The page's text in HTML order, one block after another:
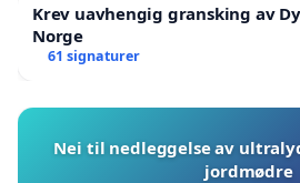
Krev uavhengig gransking av
Norge
61 signaturer
Nei til nedleggelse av
jordmødre